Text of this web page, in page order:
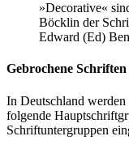
»Decorative«
Böcklin der
Edward (Ed)
Gebrochene
In Deutschland
folgende
Schriftuntergruppen